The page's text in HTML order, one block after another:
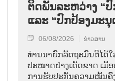
ຕິດພັນລະຫວ່າງ “
ແລະ “ປົກປ້ອງມະນຸ
06/08/2026 ຂ່າວສານ
ທ່ານນາຍົກລັດຖະມົນຕີໄດ້ໃ
ປະໝາດຢ່າງເດັດຂາດ ເມື່ອ
ການຮັບປະກັນຄວາມໝັ້ນຄົ